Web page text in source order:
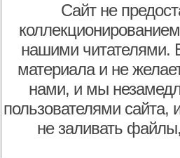
Сайт не
нашими читателями.
материала и не
нами, и мы
пользователями сайта,
не заливать